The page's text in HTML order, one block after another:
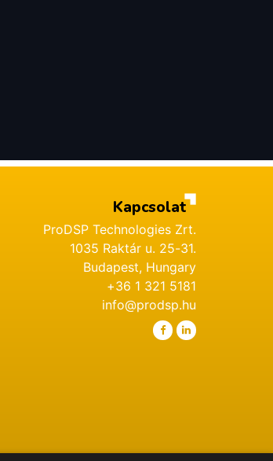
Kapcsolat
ProDSP Technologies Zrt.
1035 Raktár u. 25-31.
Budapest, Hungary
+36 1 321 5181
info@prodsp.hu